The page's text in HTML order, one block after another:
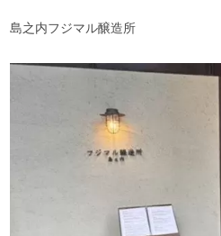
島之内フジマル醸造所